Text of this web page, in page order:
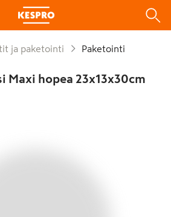
ja paketointi Paketointi
Maxi hopea 23x13x30cm